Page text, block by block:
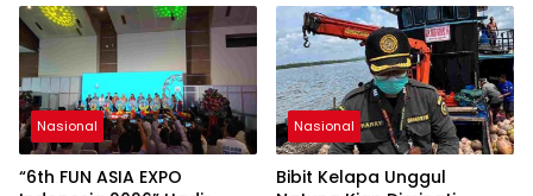
Investor, Akademisi, dan
Pengusaha dalam
Mendukung Percepatan
Hilirisasi Nasional.
Nasional
“6th FUN ASIA EXPO
Nasional
Bibit Kelapa Unggul